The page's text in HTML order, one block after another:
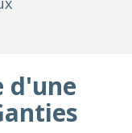
d'une